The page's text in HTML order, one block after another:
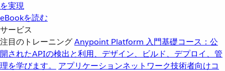
を実現
eBookを読む
サービス
注目のトレーニングAnypoint Platform 入門基礎コース：公
開されたAPIの検出と利用、デザイン、ビルド、デプロイ、管
理を学びます。
アプリケーションネットワーク技術者向けコ